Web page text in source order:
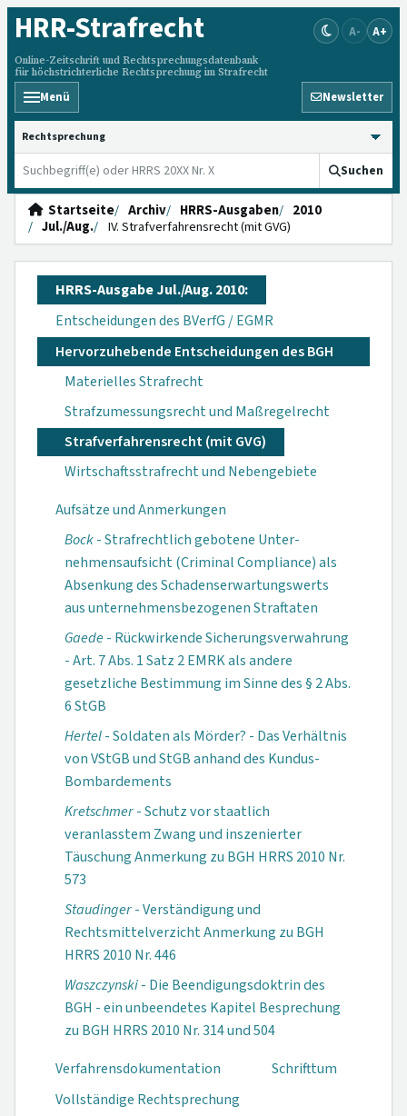
HRR-Strafrecht
Online-Zeitschrift und Rechtsprechungsdatenbank
für höchstrichterliche Rechtsprechung im Strafrecht
A- A+
Menü Newsletter
HRRS durchsuchen
Suchen
Startseite Archiv HRRS-Ausgaben
2010
Jul./Aug.
IV. Strafverfahrensrecht (mit GVG)
HRRS-Ausgabe Jul./Aug. 2010:
Entscheidungen des BVerfG / EGMR
Hervorzuhebende Entscheidungen des BGH
Materielles Strafrecht
Strafzumessungsrecht und Maßregelrecht
Strafverfahrensrecht (mit GVG)
Wirtschaftsstrafrecht und Nebengebiete
Aufsätze und Anmerkungen
Bock- Strafrechtlich gebotene Unter­
nehmensaufsicht (Criminal Compliance) als
Absenkung des Schadenserwartungs­werts
aus unterneh­mensbezogenen Straftaten
Gaede- Rückwirkende Sicherungsverwahrung
- Art. 7 Abs. 1 Satz 2 EMRK als andere
gesetzliche Bestimmung im Sinne des § 2 Abs.
6 StGB
Hertel- Soldaten als Mörder? - Das Verhältnis
von VStGB und StGB anhand des Kundus-
Bombardements
Kretschmer- Schutz vor staatlich
veranlasstem Zwang und inszenierter
Täuschung Anmerkung zu BGH HRRS 2010 Nr.
573
Staudinger- Verständigung und
Rechtsmittelverzicht Anmerkung zu BGH
HRRS 2010 Nr. 446
Waszczynski- Die Beendigungsdoktrin des
BGH - ein unbeendetes Kapitel Besprechung
zu BGH HRRS 2010 Nr. 314 und 504
Verfahrensdokumen­tation
Schrifttum
Vollständige Rechtsprechung